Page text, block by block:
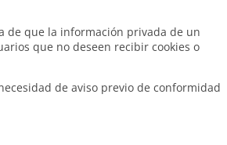
de que la información privada de un
que no deseen recibir cookies o
de aviso previo de conformidad